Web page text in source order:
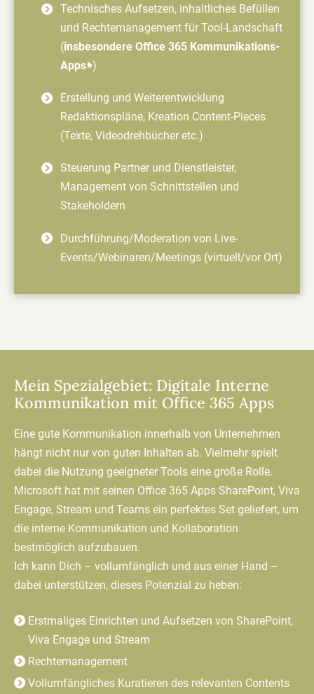
Technisches Aufsetzen, inhaltliches Befüllen
und Rechtemanagement für Tool-Landschaft
(insbesondere Office 365 Kommunikations-
Apps )
Erstellung und Weiterentwicklung
Redaktionspläne, Kreation Content-Pieces
(Texte, Videodrehbücher etc.)
Steuerung Partner und Dienstleister,
Management von Schnittstellen und
Stakeholdern
Durchführung/Moderation von Live-
Events/Webinaren/Meetings (virtuell/vor Ort)
Mein Spezialgebiet: Digitale Interne
Kommunikation mit Office 365 Apps
Eine gute Kommunikation innerhalb von Unternehmen
hängt nicht nur von guten Inhalten ab. Vielmehr spielt
dabei die Nutzung geeigneter Tools eine große Rolle.
Microsoft hat mit seinen Office 365 Apps SharePoint, Viva
Engage, Stream und Teams ein perfektes Set geliefert, um
die interne Kommunikation und Kollaboration
bestmöglich aufzubauen.
Ich kann Dich – vollumfänglich und aus einer Hand –
dabei unterstützen, dieses Potenzial zu heben:
Erstmaliges Einrichten und Aufsetzen von SharePoint,
Viva Engage und Stream
Rechtemanagement
Vollumfängliches Kuratieren des relevanten Contents
Die Seite arbeitet mitShariff. Lesen Sie dazu auch dieDatenschutz­
bestimmungen